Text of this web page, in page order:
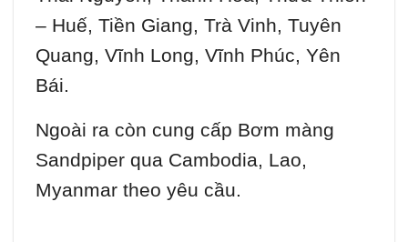
– Huế, Tiền Giang, Trà Vinh, Tuyên
Quang, Vĩnh Long, Vĩnh Phúc, Yên
Bái.
Ngoài ra còn cung cấp Bơm màng
Sandpiper qua Cambodia, Lao,
Myanmar theo yêu cầu.